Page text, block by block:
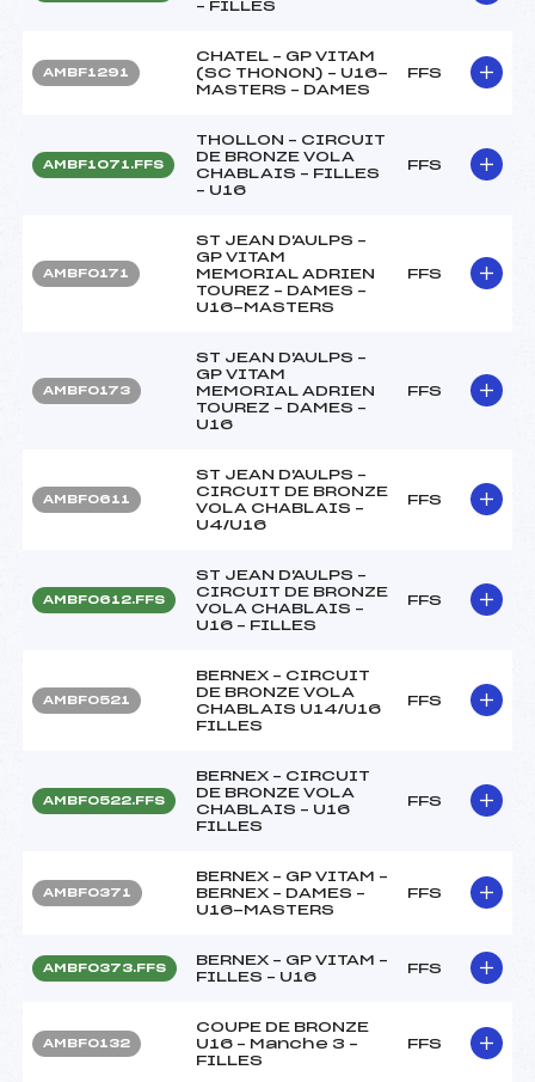
– FILLES
AMBF1291
CHATEL – GP VITAM
(SC THONON) – U16-
MASTERS – DAMES
FFS
AMBF1071.FFS
THOLLON – CIRCUIT
DE BRONZE VOLA
CHABLAIS – FILLES
– U16
FFS
AMBF0171
ST JEAN D'AULPS –
GP VITAM
MEMORIAL ADRIEN
TOUREZ – DAMES –
U16-MASTERS
FFS
AMBF0173
ST JEAN D'AULPS –
GP VITAM
MEMORIAL ADRIEN
TOUREZ – DAMES –
U16
FFS
AMBF0611
ST JEAN D'AULPS –
CIRCUIT DE BRONZE
VOLA CHABLAIS –
U4/U16
FFS
AMBF0612.FFS
ST JEAN D'AULPS –
CIRCUIT DE BRONZE
VOLA CHABLAIS –
U16 – FILLES
FFS
AMBF0521
BERNEX – CIRCUIT
DE BRONZE VOLA
CHABLAIS U14/U16
FILLES
FFS
AMBF0522.FFS
BERNEX – CIRCUIT
DE BRONZE VOLA
CHABLAIS – U16
FILLES
FFS
AMBF0371
BERNEX – GP VITAM –
BERNEX – DAMES –
U16-MASTERS
FFS
AMBF0373.FFS
BERNEX – GP VITAM –
FILLES – U16
FFS
AMBF0132
COUPE DE BRONZE
U16 – Manche 3 –
FILLES
FFS